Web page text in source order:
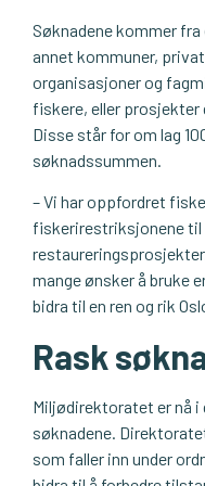
Søknadene kommer
annet kommuner,
organisasjoner og
fiskere, eller prosjekter
Disse står for om lag
søknadssummen.
– Vi har oppfordret
fiskerirestriksjonene
mange ønsker å bruke
bidra til en ren og rik
Rask
Miljødirektoratet er nå i
søknadene.
som faller inn under